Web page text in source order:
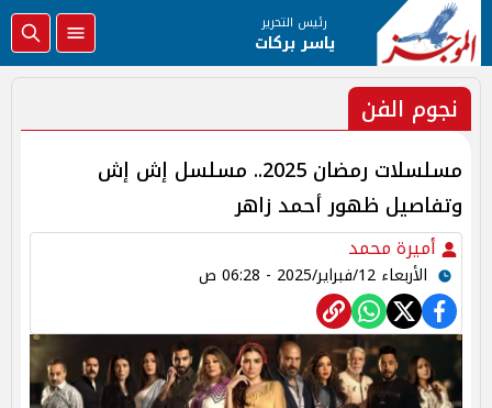
رئيس التحرير
ياسر بركات
نجوم الفن
مسلسلات رمضان 2025.. مسلسل إش إش
وتفاصيل ظهور أحمد زاهر
أميرة محمد
الأربعاء 12/فبراير/2025 - 06:28 ص